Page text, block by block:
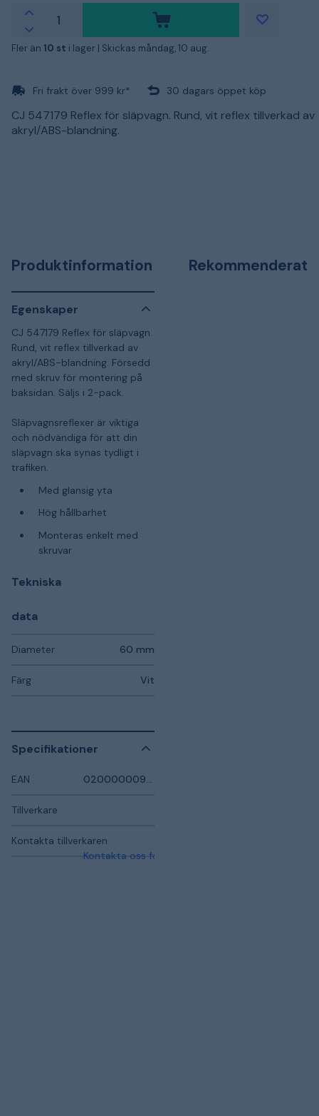
Fler än 10 st i lager | Skickas måndag, 10 aug.
Fri frakt över 999 kr* 30 dagars öppet köp
CJ 547179 Reflex för släpvagn. Rund, vit reflex tillverkad av
akryl/ABS-blandning.
Produktinformation
Egenskaper
CJ 547179 Reflex för släpvagn.
Rund, vit reflex tillverkad av
akryl/ABS-blandning. Försedd
med skruv för montering på
baksidan. Säljs i 2-pack.
Släpvagnsreflexer är viktiga
och nödvändiga för att din
släpvagn ska synas tydligt i
trafiken.
Med glansig yta
Hög hållbarhet
Monteras enkelt med
skruvar
Tekniska
data
Diameter 60 mm
Färg Vit
Specifikationer
EAN 0200000093587
Tillverkare
Kontakta tillverkaren
Kontakta oss för mer information
Rekommenderat